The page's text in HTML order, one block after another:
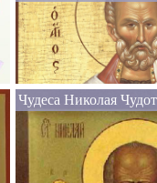
Чудеса Николая